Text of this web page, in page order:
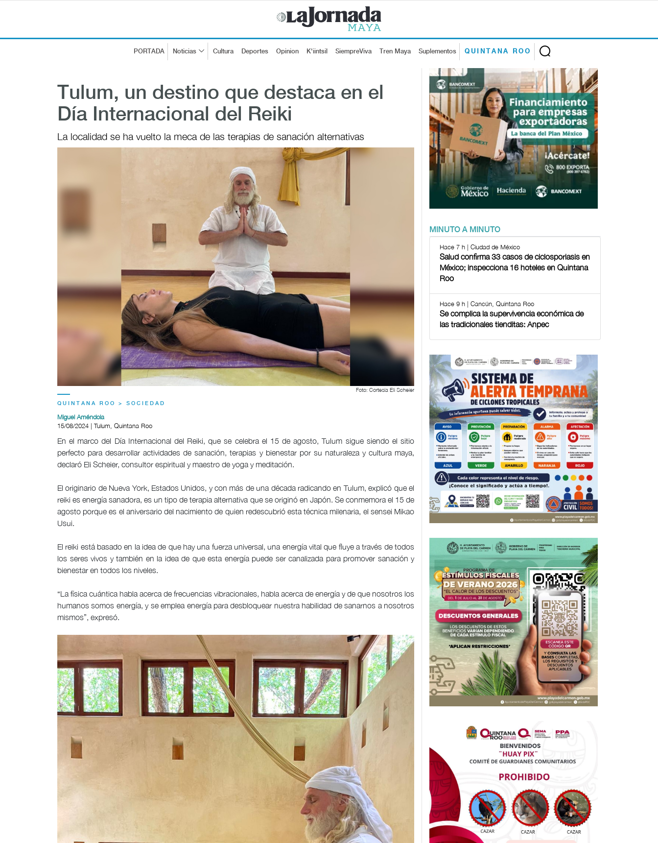
PORTADA Noticias Cultura Deportes Opinion K'iintsil SiempreViva Tren Maya Suplementos QUINTANA ROO
Tulum, un destino que destaca en el
Día Internacional del Reiki
La localidad se ha vuelto la meca de las terapias de sanación alternativas
Foto: Cortesía Eli Scheier
QUINTANA ROO > SOCIEDAD
Miguel Améndola
15/08/2024 | Tulum, Quintana Roo
En el marco del Día Internacional del Reiki, que se celebra el 15 de agosto, Tulum sigue siendo el sitio
perfecto para desarrollar actividades de sanación, terapias y bienestar por su naturaleza y cultura maya,
declaró Eli Scheier, consultor espiritual y maestro de yoga y meditación.
El originario de Nueva York, Estados Unidos, y con más de una década radicando en Tulum, explicó que el
reiki es energía sanadora, es un tipo de terapia alternativa que se originó en Japón. Se conmemora el 15 de
agosto porque es el aniversario del nacimiento de quien redescubrió esta técnica milenaria, el sensei Mikao
Usui.
El reiki está basado en la idea de que hay una fuerza universal, una energía vital que fluye a través de todos
los seres vivos y también en la idea de que esta energía puede ser canalizada para promover sanación y
bienestar en todos los niveles.
“La física cuántica habla acerca de frecuencias vibracionales, habla acerca de energía y de que nosotros los
humanos somos energía, y se emplea energía para desbloquear nuestra habilidad de sanarnos a nosotros
mismos”, expresó.
MINUTO A MINUTO
Hace 7 h | Ciudad de México
Salud confirma 33 casos de ciclosporiasis en
México; inspecciona 16 hoteles en Quintana
Roo
Hace 9 h | Cancún, Quintana Roo
Se complica la supervivencia económica de
las tradicionales tienditas: Anpec